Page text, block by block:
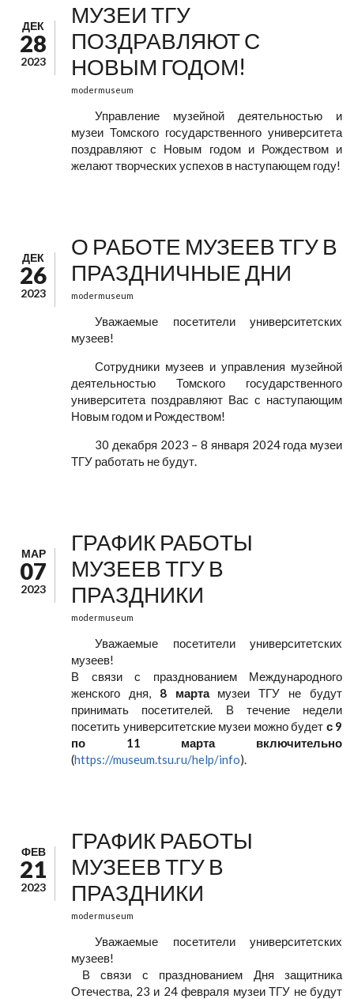
ДЕК
28
2023
МУЗЕИ ТГУ
ПОЗДРАВЛЯЮТ С
НОВЫМ ГОДОМ!
modermuseum
Управление музейной деятельностью и
музеи Томского государственного университета
поздравляют с Новым годом и Рождеством и
желают творческих успехов в наступающем году!
ДЕК
26
2023
О РАБОТЕ МУЗЕЕВ ТГУ В
ПРАЗДНИЧНЫЕ ДНИ
modermuseum
Уважаемые посетители университетских
музеев!
Сотрудники музеев и управления музейной
деятельностью Томского государственного
университета поздравляют Вас с наступающим
Новым годом и Рождеством!
30 декабря 2023 – 8 января 2024 года музеи
ТГУ работать не будут.
МАР
07
2023
ГРАФИК РАБОТЫ
МУЗЕЕВ ТГУ В
ПРАЗДНИКИ
modermuseum
Уважаемые посетители университетских
музеев!
В связи с празднованием Международного
женского дня, 8 мартамузеи ТГУ не будут
принимать посетителей. В течение недели
посетить университетские музеи можно будет с 9
по 11 марта включительно
(https://museum.tsu.ru/help/info).
ФЕВ
21
2023
ГРАФИК РАБОТЫ
МУЗЕЕВ ТГУ В
ПРАЗДНИКИ
modermuseum
Уважаемые посетители университетских
музеев!
В связи с празднованием Дня защитника
Отечества, 23 и 24 февраля музеи ТГУ не будут